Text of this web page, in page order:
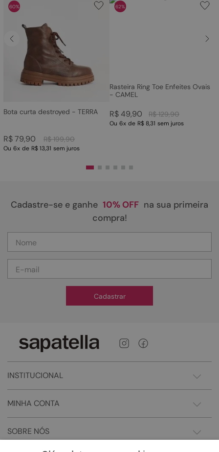
60%
Bota curta destroyed - TERRA
R$ 199,90
R$79,90
Ou 6x de R$ 13,31 sem juros
62%
Rasteira Ring Toe Enfeites Ovais
- CAMEL
R$ 129,90
R$49,90
Ou 6x de R$ 8,31 sem juros
Cadastre-se e ganhe 10% OFF na sua primeira
compra!
Cadastrar
INSTITUCIONAL
MINHA CONTA
SOBRE NÓS